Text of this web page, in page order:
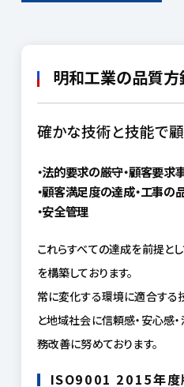
明和工業の品質方
確かな技術と技能で
法的要求の厳守 顧客要求
顧客満足度の達成 工事の
安全管理
これらすべての達成を前提と
を構築しております。
常に変化する環境に適合する
と地域社会に信頼感・安心感
務改善に努めております。
ISO9001 2015年度